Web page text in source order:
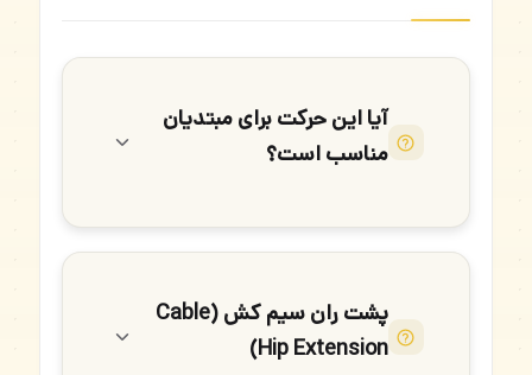
آیا این حرکت برای مبتدیان
مناسب است؟
پشت ران سیم کش (Cable
Hip Extension)